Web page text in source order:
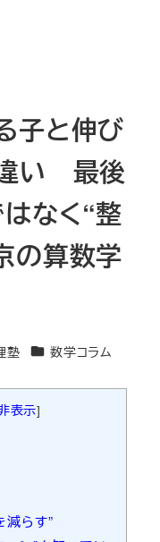
子と伸び
い 最後
なく“整
の算数学
塾 カテゴリー
数学コラム
表示]
らす”